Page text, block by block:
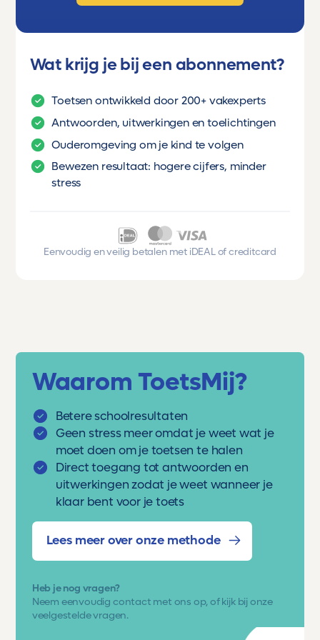
Wat krijg je bij een abonnement?
Toetsen ontwikkeld door 200+ vakexperts
Antwoorden, uitwerkingen en toelichtingen
Ouderomgeving om je kind te volgen
Bewezen resultaat: hogere cijfers, minder
stress
Eenvoudig en veilig betalen met iDEAL of creditcard
Waarom ToetsMij?
Betere schoolresultaten
Geen stress meer omdat je weet wat je
moet doen om je toetsen te halen
Direct toegang tot antwoorden en
uitwerkingen zodat je weet wanneer je
klaar bent voor je toets
Lees meer over onze methode
Heb je nog vragen?
Neem eenvoudig contact met ons op, of kijk bij onze
veelgestelde vragen.